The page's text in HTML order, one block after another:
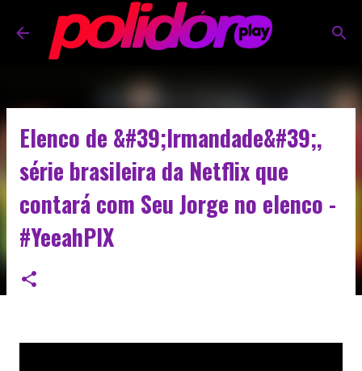
Pular para o conteúdo principal
Elenco de &#39;Irmandade&#39;,
série brasileira da Netflix que
contará com Seu Jorge no elenco -
#YeeahPIX